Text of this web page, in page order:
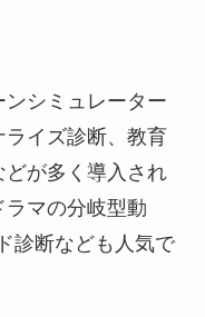
シミュレーター
イズ診断、教育
が多く導入され
マの分岐型動
診断なども人気で